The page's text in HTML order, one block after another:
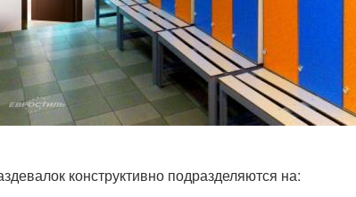
конструктивно подразделяются на: